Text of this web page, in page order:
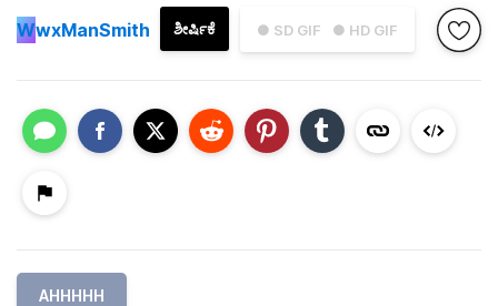
● SD GIF ● HD GIF
ಶೀರ್ಷಿಕೆ
WwxManSmith
AHHHHH